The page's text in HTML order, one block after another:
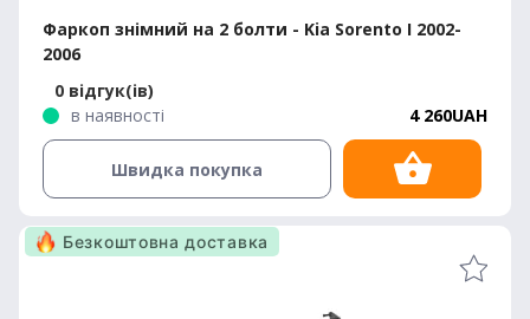
Фаркоп знімний на 2 болти - Kia Sorento I 2002-
2006
0 відгук(ів)
в наявності
4 260UAH
Швидка покупка
Безкоштовна доставка